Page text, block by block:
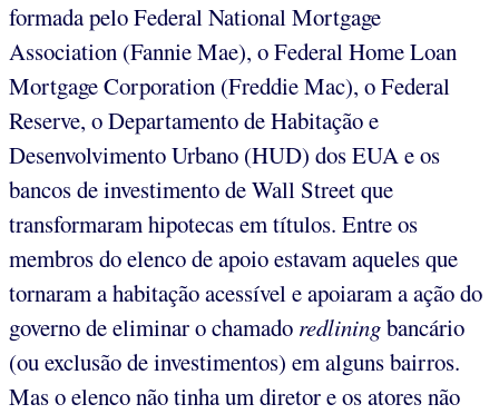
formada pelo Federal National Mortgage
Association (Fannie Mae), o Federal Home Loan
Mortgage Corporation (Freddie Mac), o Federal
Reserve, o Departamento de Habitação e
Desenvolvimento Urbano (HUD) dos EUA e os
bancos de investimento de Wall Street que
transformaram hipotecas em títulos. Entre os
membros do elenco de apoio estavam aqueles que
tornaram a habitação acessível e apoiaram a ação do
governo de eliminar o chamado redliningbancário
(ou exclusão de investimentos) em alguns bairros.
Mas o elenco não tinha um diretor e os atores não